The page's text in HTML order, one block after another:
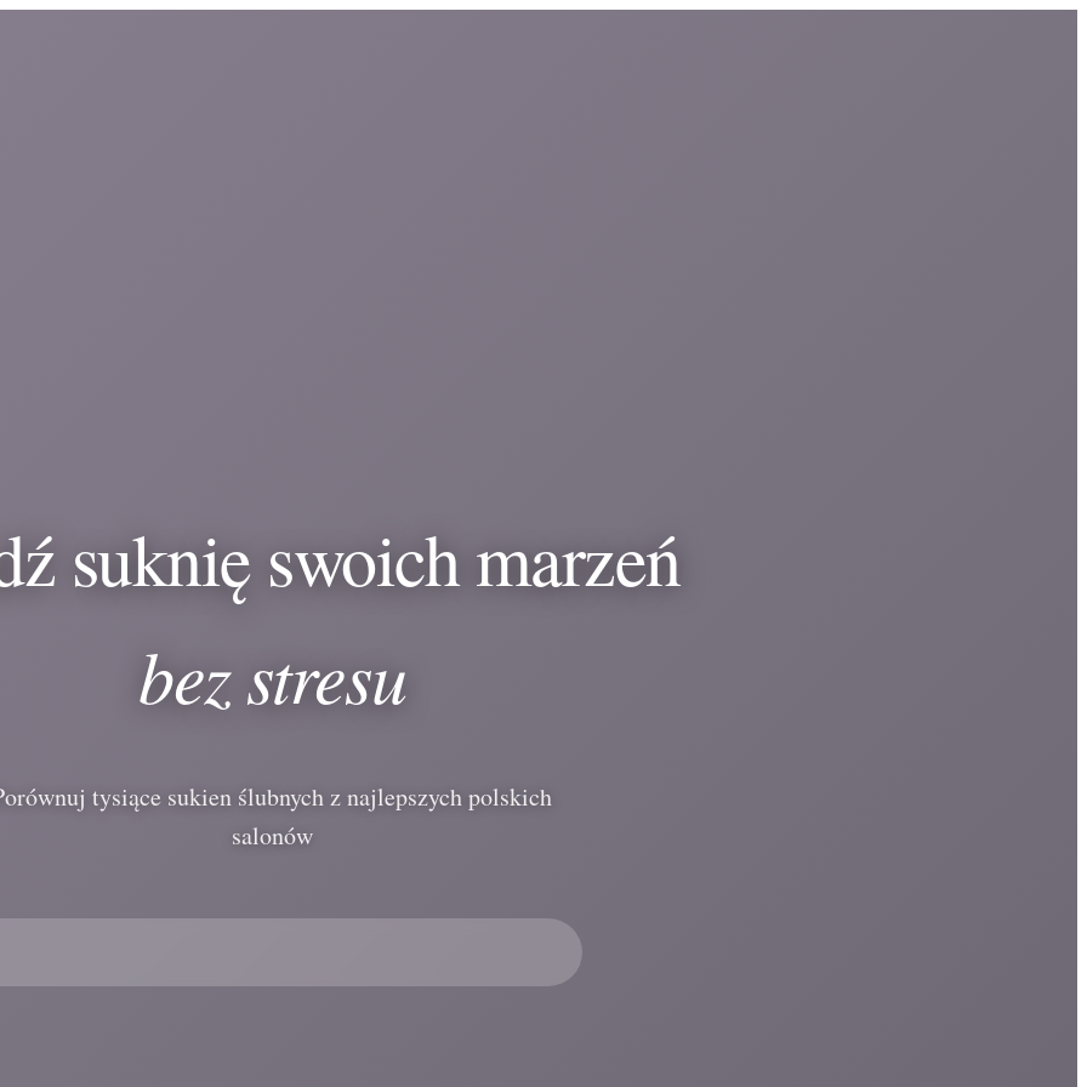
suknię swoich marzeń
bez stresu
tysiące sukien ślubnych z najlepszych polskich
salonów